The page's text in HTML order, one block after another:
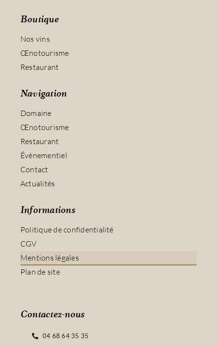
Boutique
Nos vins
Œnotourisme
Restaurant
Navigation
Domaine
Œnotourisme
Restaurant
Évènementiel
Contact
Actualités
Informations
Politique de confidentialité
CGV
Mentions légales
Plan de site
Contactez-nous
04 68 64 35 35